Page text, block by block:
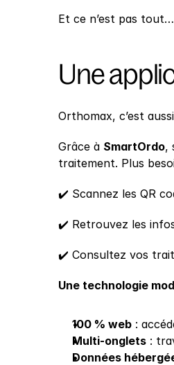
Et ce n’est pas tout…
Une
Orthomax, c’est aussi
Grâce à SmartOrdo,
traitement. Plus
✔️ Scannez les QR
✔️ Retrouvez les
✔️ Consultez vos
Une technologie
100 % web :
Multi-onglets :
Données